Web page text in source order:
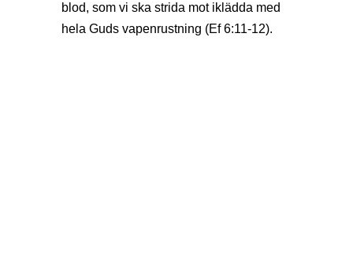
blod, som vi ska strida mot iklädda med
hela Guds vapenrustning (Ef 6:11-12).